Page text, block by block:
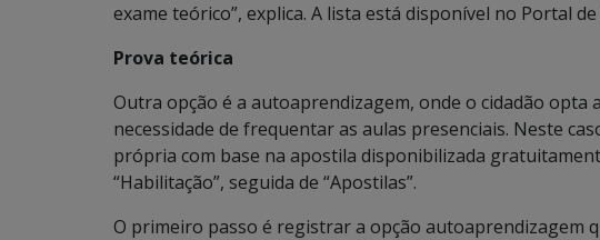
exame teórico”, explica. A lista está disponível no Portal
Prova teórica
Outra opção é a autoaprendizagem, onde o cidadão opta
necessidade de frequentar as aulas presenciais. Neste
própria com base na apostila disponibilizada
“Habilitação”, seguida de “Apostilas”.
O primeiro passo é registrar a opção autoaprendizagem